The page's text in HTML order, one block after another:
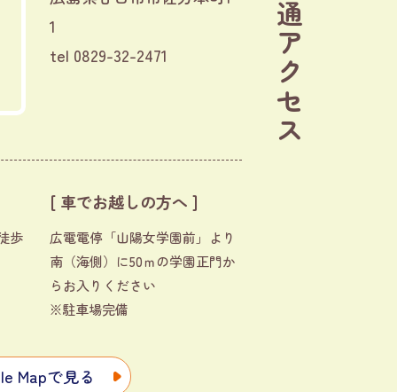
交通アクセス
1
tel 0829-32-2471
歩
[ 車でお越しの方へ ]
広電電停「山陽女学園前」より
南（海側）に50ｍの学園正門か
らお入りください
※駐車場完備
Mapで見る